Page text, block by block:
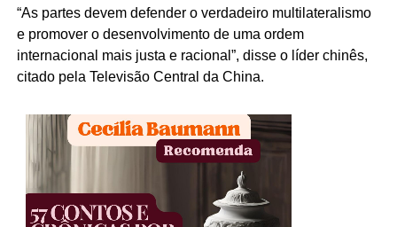
“As partes devem defender o verdadeiro multilateralismo
e promover o desenvolvimento de uma ordem
internacional mais justa e racional”, disse o líder chinês,
citado pela Televisão Central da China.